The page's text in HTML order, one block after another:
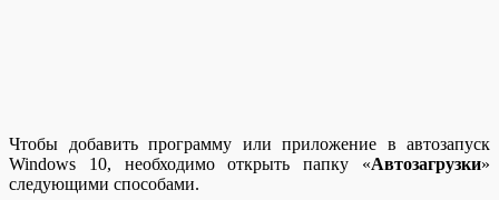
Чтобы добавить программу или приложение в автозапуск
Windows 10, необходимо открыть папку «Автозагрузки»
следующими способами.